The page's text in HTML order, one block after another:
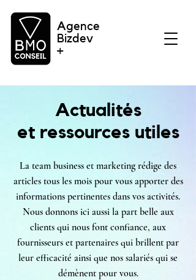
Agence
Bizdev
+
Actualités
et ressources utiles
La team business et marketing rédige des
articles tous les mois pour vous apporter des
informations pertinentes dans vos activités.
Nous donnons ici aussi la part belle aux
clients qui nous font confiance, aux
fournisseurs et partenaires qui brillent par
leur efficacité ainsi que nos salariés qui se
démènent pour vous.